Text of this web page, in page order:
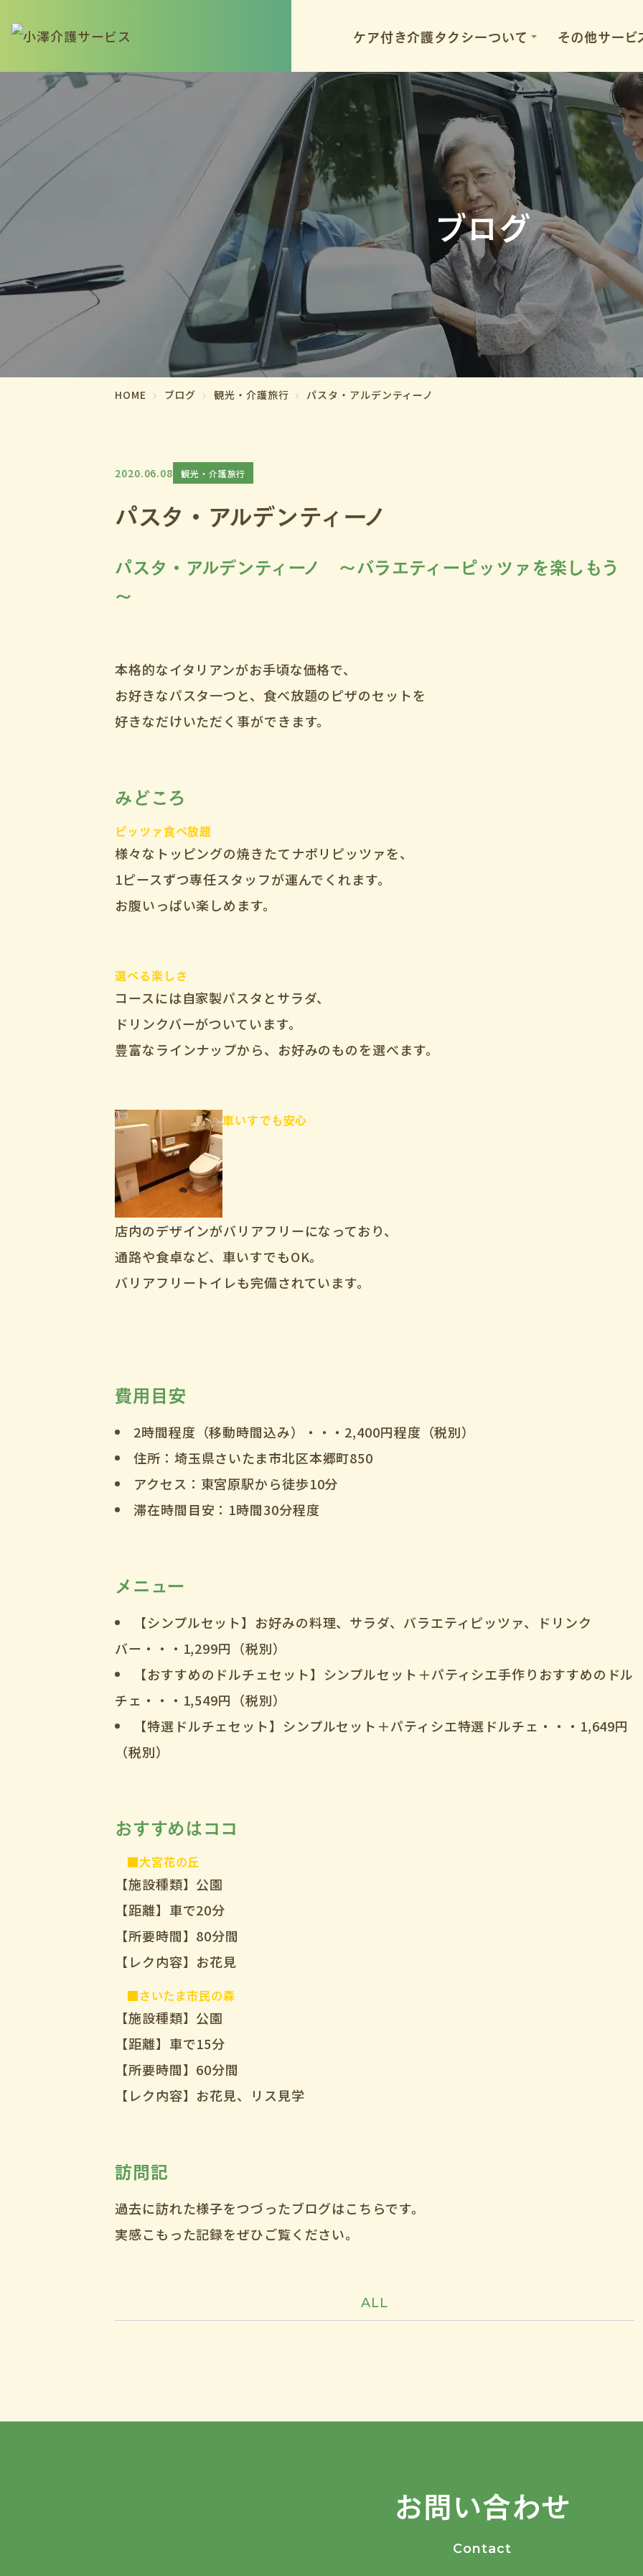
ケア付き介護タクシーついて その他サービ
さいたま本部048-788-1182
ブログ
HOME ブログ 観光・介護旅行 パスタ・アルデンティーノ
2020.06.08 観光・介護旅行
パスタ・アルデンティーノ
パスタ・アルデンティーノ ～バラエティーピッツァを楽しもう
～
本格的なイタリアンがお手頃な価格で、
お好きなパスタ一つと、食べ放題のピザのセットを
好きなだけいただく事ができます。
みどころ
ピッツァ食べ放題
様々なトッピングの焼きたてナポリピッツァを、
1ピースずつ専任スタッフが運んでくれます。
お腹いっぱい楽しめます。
選べる楽しさ
コースには自家製パスタとサラダ、
ドリンクバーがついています。
豊富なラインナップから、お好みのものを選べます。
車いすでも安心
店内のデザインがバリアフリーになっており、
通路や食卓など、車いすでもOK。
バリアフリートイレも完備されています。
費用目安
2時間程度（移動時間込み）・・・2,400円程度（税別）
住所：埼玉県さいたま市北区本郷町850
アクセス：東宮原駅から徒歩10分
滞在時間目安：1時間30分程度
メニュー
【シンプルセット】お好みの料理、サラダ、バラエティピッツァ、ドリンク
バー・・・1,299円（税別）
【おすすめのドルチェセット】シンプルセット＋パティシエ手作りおすすめのドル
チェ・・・1,549円（税別）
【特選ドルチェセット】シンプルセット＋パティシエ特選ドルチェ・・・1,649円
（税別）
おすすめはココ
■大宮花の丘
【施設種類】公園
【距離】車で20分
【所要時間】80分間
【レク内容】お花見
■さいたま市民の森
【施設種類】公園
【距離】車で15分
【所要時間】60分間
【レク内容】お花見、リス見学
訪問記
過去に訪れた様子をつづったブログはこちらです。
実感こもった記録をぜひご覧ください。
ALL
お問い合わせ
Contact